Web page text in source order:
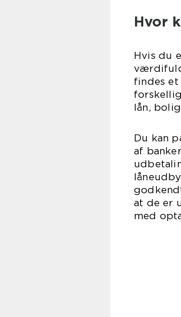
Hvor
Hvis du
findes
lån,
Du kan
af
at de er
med